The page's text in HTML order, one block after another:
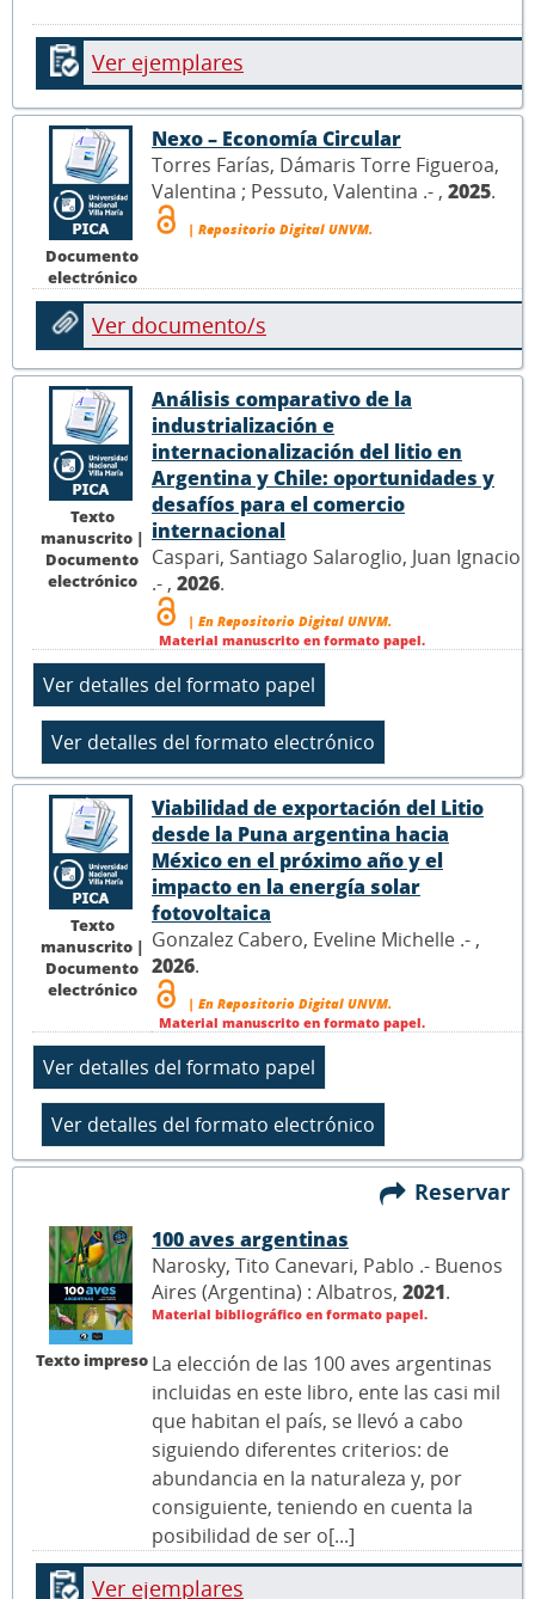
Ver ejemplares
Documento
electrónico
Nexo – Economía Circular
Torres Farías, Dámaris Torre Figueroa,
Valentina ; Pessuto, Valentina .- , 2025.
| Repositorio Digital UNVM.
Ver documento/s
Texto
manuscrito |
Documento
electrónico
Análisis comparativo de la
industrialización e
internacionalización del litio en
Argentina y Chile: oportunidades y
desafíos para el comercio
internacional
Caspari, Santiago Salaroglio, Juan Ignacio
.- , 2026.
| En Repositorio Digital UNVM.
Material manuscrito en formato papel.
Texto
manuscrito |
Documento
electrónico
Viabilidad de exportación del Litio
desde la Puna argentina hacia
México en el próximo año y el
impacto en la energía solar
fotovoltaica
Gonzalez Cabero, Eveline Michelle .- ,
2026.
| En Repositorio Digital UNVM.
Material manuscrito en formato papel.
Reservar
Texto impreso
100 aves argentinas
Narosky, Tito Canevari, Pablo .- Buenos
Aires (Argentina) : Albatros, 2021.
Material bibliográfico en formato papel.
La elección de las 100 aves argentinas
incluidas en este libro, ente las casi mil
que habitan el país, se llevó a cabo
siguiendo diferentes criterios: de
abundancia en la naturaleza y, por
consiguiente, teniendo en cuenta la
posibilidad de ser o[...]
Ver ejemplares